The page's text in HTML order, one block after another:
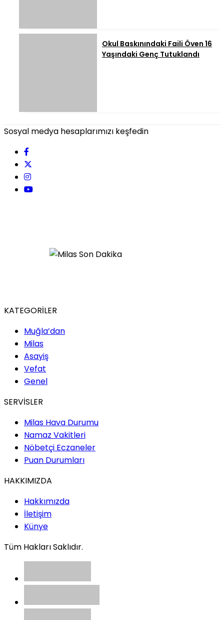
Okul Baskınındaki Faili Öven 16
Yaşındaki Genç Tutuklandı
Sosyal medya hesaplarımızı keşfedin
KATEGORİLER
Muğla’dan
Milas
Asayiş
Vefat
Genel
SERVİSLER
Milas Hava Durumu
Namaz Vakitleri
Nöbetçi Eczaneler
Puan Durumları
HAKKIMIZDA
Hakkımızda
İletişim
Künye
Tüm Hakları Saklıdır.